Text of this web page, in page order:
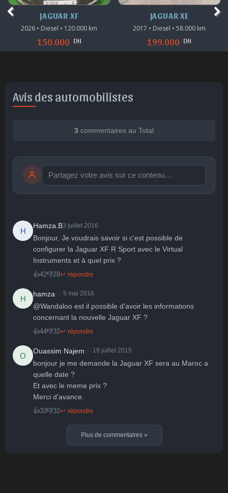
JAGUAR XE
2017 • Diesel • 58.000 km
199.000 DH
JAGUAR XE
2019 • Diesel • 139.500 km
235.000 DH
Avis des automobilistes
3 commentaires au Total
🤩
Parfait
👏
Bravo
😄
Réjoui
🙂
😮 😞
publication immédiate Publier
H
Hamza.B3 juillet 2016
Bonjour, Je voudrais savoir si c'est possible de
configurer la Jaguar XF R Sport avec le Virtual
Instruments et à quel prix ?
👍42👎28↩ répondre
H
hamza 5 mai 2016
@Wandaloo est il possible d'avoir les informations
concernant la nouvelle Jaguar XF ?
👍44👎32↩ répondre
O
Ouassim Najem 19 juillet 2015
bonjour je me demande la Jaguar XF sera au Maroc a
quelle date ?
Et avec le meme prix ?
Merci d'avance.
👍33👎32↩ répondre
Plus de commentaires »